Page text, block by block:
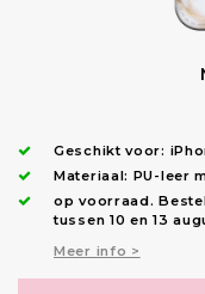
Geschikt voor:
Materiaal: PU-leer
op voorraad.
tussen 10 en 13
Meer info >